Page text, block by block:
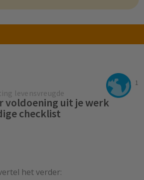
1
levensvreugde
voldoening uit je werk
checklist
het verder: